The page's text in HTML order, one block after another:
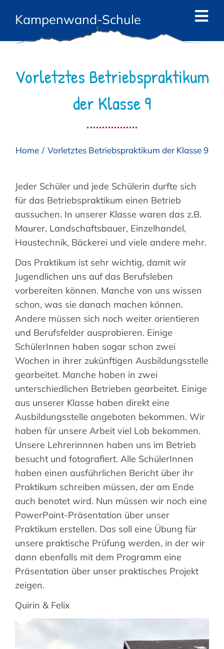
InhaltKampenwand-Schule
Start
News
Angebote
Eltern
Kontakt
Suche
nach:
Vorletztes Betriebspraktikum
der Klasse 9
Home Vorletztes Betriebspraktikum der Klasse 9
Jeder Schüler und jede Schülerin durfte sich
für das Betriebspraktikum einen Betrieb
aussuchen. In unserer Klasse waren das z.B.
Maurer, Landschaftsbauer, Einzelhandel,
Haustechnik, Bäckerei und viele andere mehr.
Das Praktikum ist sehr wichtig, damit wir
Jugendlichen uns auf das Berufsleben
vorbereiten können. Manche von uns wissen
schon, was sie danach machen können.
Andere müssen sich noch weiter orientieren
und Berufsfelder ausprobieren. Einige
SchülerInnen haben sogar schon zwei
Wochen in ihrer zukünftigen Ausbildungsstelle
gearbeitet. Manche haben in zwei
unterschiedlichen Betrieben gearbeitet. Einige
aus unserer Klasse haben direkt eine
Ausbildungsstelle angeboten bekommen. Wir
haben für unsere Arbeit viel Lob bekommen.
Unsere Lehrerinnnen haben uns im Betrieb
besucht und fotografiert. Alle SchülerInnen
haben einen ausführlichen Bericht über ihr
Praktikum schreiben müssen, der am Ende
auch benotet wird. Nun müssen wir noch eine
PowerPoint-Präsentation über unser
Praktikum erstellen. Das soll eine Übung für
unsere praktische Prüfung werden, in der wir
dann ebenfalls mit dem Programm eine
Präsentation über unser praktisches Projekt
zeigen.
Quirin & Felix